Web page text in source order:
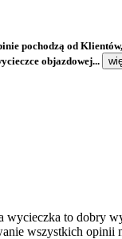
pochodzą od
objazdowej...
wycieczka to dobry
wszystkich opinii